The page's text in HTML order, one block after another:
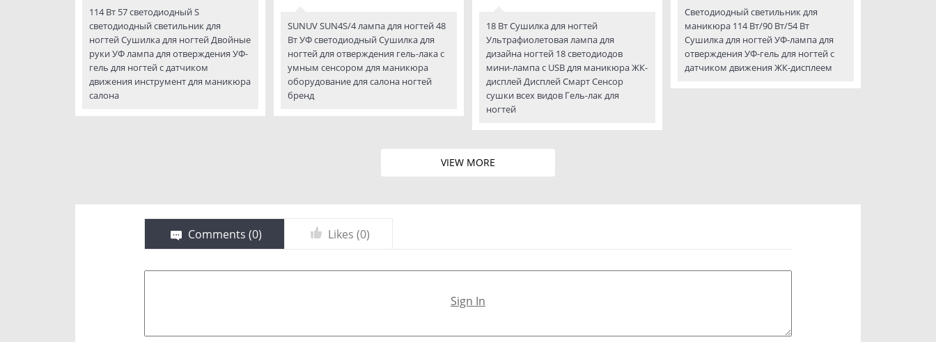
114 Вт 57 светодиодный S
светодиодный светильник для
ногтей Сушилка для ногтей Двойные
руки УФ лампа для отверждения УФ-
гель для ногтей с датчиком
движения инструмент для маникюра
салона
Светодиодный светильник для
маникюра 114 Вт/90 Вт/54 Вт
Сушилка для ногтей УФ-лампа для
отверждения УФ-гель для ногтей с
датчиком движения ЖК-дисплеем
SUNUV SUN4S/4 лампа для ногтей 48
Вт УФ светодиодный Сушилка для
ногтей для отверждения гель-лака с
умным сенсором для маникюра
оборудование для салона ногтей
бренд
18 Вт Сушилка для ногтей
Ультрафиолетовая лампа для
дизайна ногтей 18 светодиодов
мини-лампа с USB для маникюра ЖК-
дисплей Дисплей Смарт Сенсор
сушки всех видов Гель-лак для
ногтей
VIEW MORE
Comments (0) Likes (0)
Sign In